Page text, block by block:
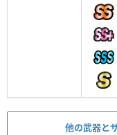
他の武器と